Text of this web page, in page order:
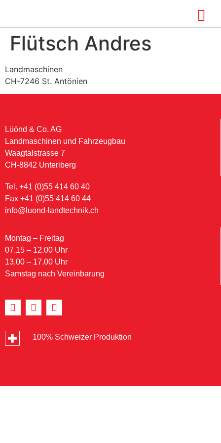
Flütsch Andres
Landmaschinen
CH-7246 St. Antönien
Lüönd & Co. AG
Landmaschinen und Fahrzeugbau
Waagtalstrasse 7
CH-8842 Unteriberg
Tel. +41 (0)55 414 60 40
Fax +41 (0)55 414 60 44
info@luond-landtechnik.ch
Montag – Freitag
07.15 – 12.00 Uhr
13.00 – 17.00 Uhr
Samstag nach Vereinbarung
100% Schweizer Produktion